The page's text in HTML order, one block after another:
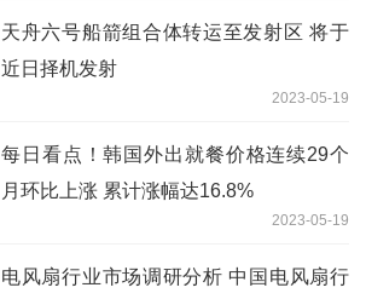
天舟六号船箭组合体转运至发射区 将于
近日择机发射
2023-05-19
每日看点！韩国外出就餐价格连续29个
月环比上涨 累计涨幅达16.8%
2023-05-19
电风扇行业市场调研分析 中国电风扇行